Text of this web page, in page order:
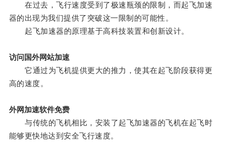
在过去，飞行速度受到了极速瓶颈的限制，而起飞加速
器的出现为我们提供了突破这一限制的可能性。
起飞加速器的原理基于高科技装置和创新设计。
访问国外网站加速
它通过为飞机提供更大的推力，使其在起飞阶段获得更
高的速度。
外网加速软件免费
与传统的飞机相比，安装了起飞加速器的飞机在起飞时
能够更快地达到安全飞行速度。